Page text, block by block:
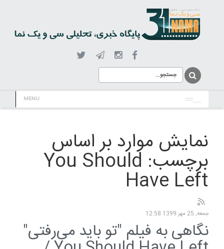
MENU
نمایش موارد بر اساس
برچسب: You Should
Have Left
جمعه, 25 مهر 1399 12:58
نگاهی به فیلم "تو باید می‌رفتی"